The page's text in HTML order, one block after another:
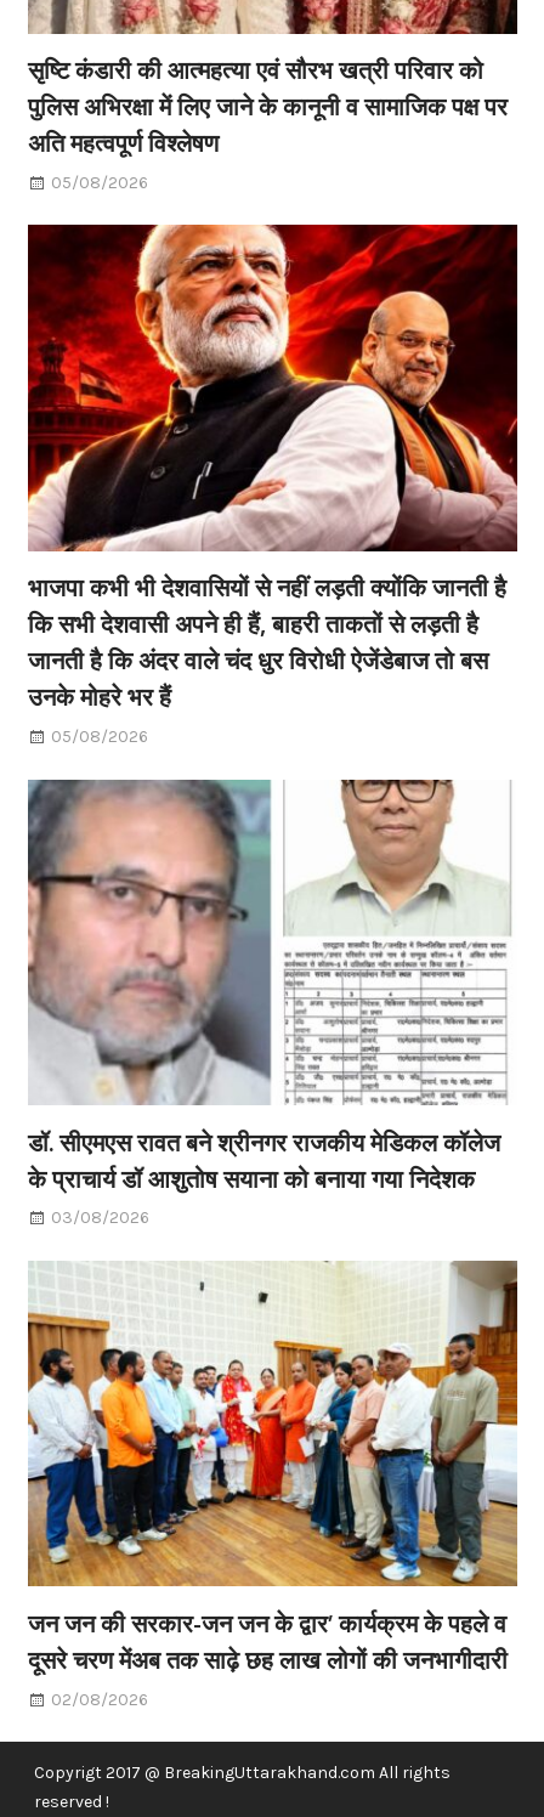
सृष्टि कंडारी की आत्महत्या एवं सौरभ खत्री परिवार को
पुलिस अभिरक्षा में लिए जाने के कानूनी व सामाजिक पक्ष पर
अति महत्वपूर्ण विश्लेषण
05/08/2026
भाजपा कभी भी देशवासियों से नहीं लड़ती क्योंकि जानती है
कि सभी देशवासी अपने ही हैं, बाहरी ताकतों से लड़ती है
जानती है कि अंदर वाले चंद धुर विरोधी ऐजेंडेबाज तो बस
उनके मोहरे भर हैं
05/08/2026
डॉ. सीएमएस रावत बने श्रीनगर राजकीय मेडिकल कॉलेज
के प्राचार्य डॉ आशुतोष सयाना को बनाया गया निदेशक
03/08/2026
जन जन की सरकार-जन जन के द्वार’ कार्यक्रम के पहले व
दूसरे चरण मेंअब तक साढ़े छह लाख लोगों की जनभागीदारी
02/08/2026
Copyrigt 2017 @ BreakingUttarakhand.com All rights
reserved !